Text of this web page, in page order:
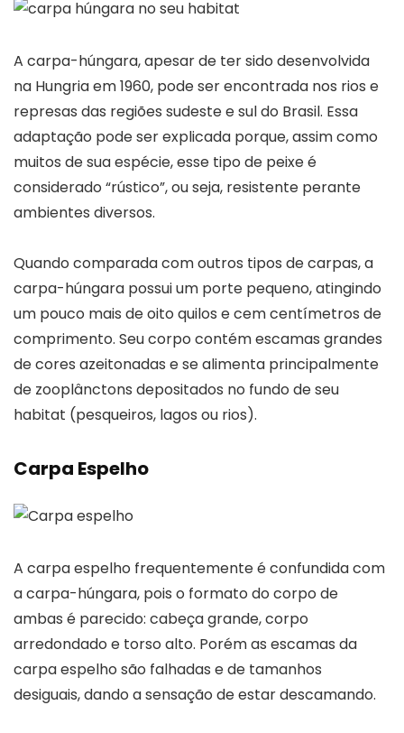
A carpa-húngara, apesar de ter sido desenvolvida
na Hungria em 1960, pode ser encontrada nos rios e
represas das regiões sudeste e sul do Brasil. Essa
adaptação pode ser explicada porque, assim como
muitos de sua espécie, esse tipo de peixe é
considerado “rústico”, ou seja, resistente perante
ambientes diversos.
Quando comparada com outros tipos de carpas, a
carpa-húngara possui um porte pequeno, atingindo
um pouco mais de oito quilos e cem centímetros de
comprimento. Seu corpo contém escamas grandes
de cores azeitonadas e se alimenta principalmente
de zooplânctons depositados no fundo de seu
habitat (pesqueiros, lagos ou rios).
Carpa Espelho
A carpa espelho frequentemente é confundida com
a carpa-húngara, pois o formato do corpo de
ambas é parecido: cabeça grande, corpo
arredondado e torso alto. Porém as escamas da
carpa espelho são falhadas e de tamanhos
desiguais, dando a sensação de estar descamando.